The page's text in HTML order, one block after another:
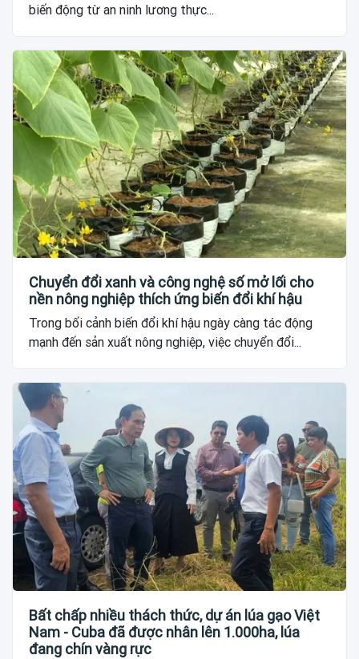
biến động từ an ninh lương thực...
Chuyển đổi xanh và công nghệ số mở lối cho
nền nông nghiệp thích ứng biến đổi khí hậu
Trong bối cảnh biến đổi khí hậu ngày càng tác động
mạnh đến sản xuất nông nghiệp, việc chuyển đổi...
Bất chấp nhiều thách thức, dự án lúa gạo Việt
Nam - Cuba đã được nhân lên 1.000ha, lúa
đang chín vàng rực